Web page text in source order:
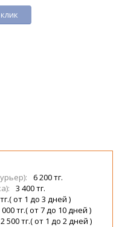
6 200 тг.
3 400 тг.
от 1 до 3 дней )
000 тг.( от 7 до 10 дней )
2 500 тг.( от 1 до 2 дней )